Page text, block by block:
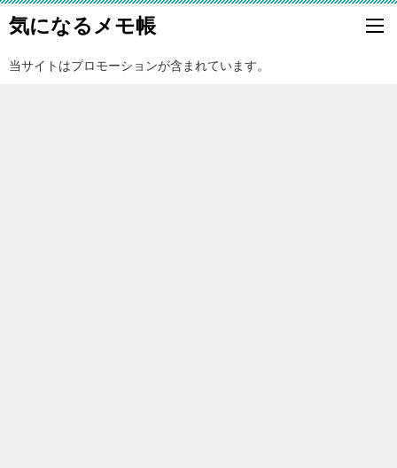
気になるメモ帳
当サイトはプロモーションが含まれています。